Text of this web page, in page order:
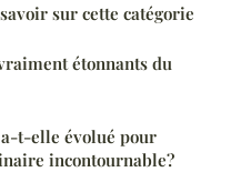
sur cette catégorie
étonnants du
t-elle évolué pour
incontournable?